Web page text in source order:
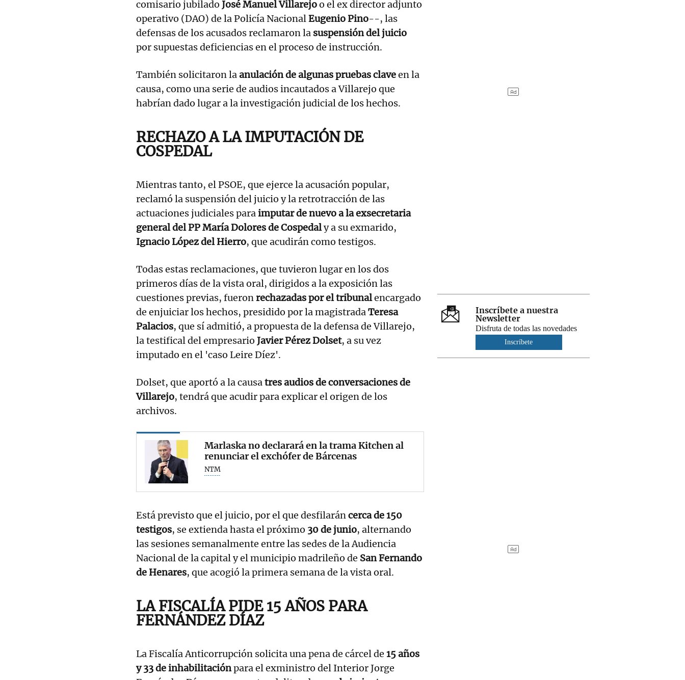
comisario jubilado José Manuel Villarejoo el ex director adjunto
operativo (DAO) de la Policía NacionalEugenio Pino--, las
defensas de los acusados reclamaron la suspensión del juicio
por supuestas deficiencias en el proceso de instrucción.
También solicitaron laanulación de algunas pruebas claveen la
causa, como una serie de audios incautados a Villarejo que
habrían dado lugar a la investigación judicial de los hechos.
RECHAZO A LA IMPUTACIÓN DE
COSPEDAL
Mientras tanto, el PSOE, que ejerce la acusación popular,
reclamó la suspensión del juicio y la retrotracción de las
actuaciones judiciales paraimputar de nuevo a la exsecretaria
general del PP María Dolores de Cospedaly a su exmarido,
Ignacio López del Hierro, que acudirán como testigos.
Todas estas reclamaciones, que tuvieron lugar en los dos
primeros días de la vista oral, dirigidos a la exposición las
cuestiones previas, fueronrechazadas por el tribunalencargado
de enjuiciar los hechos, presidido por la magistradaTeresa
Palacios, que sí admitió, a propuesta de la defensa de Villarejo,
la testifical del empresario Javier Pérez Dolset, a su vez
imputado en el 'caso Leire Díez'.
Dolset, que aportó a la causatres audios de conversaciones de
Villarejo, tendrá que acudir para explicar el origen de los
archivos.
Marlaska no declarará en la trama Kitchen al
renunciar el exchófer de Bárcenas
NTM
Está previsto que el juicio, por el que desfilaráncerca de 150
testigos, se extienda hasta el próximo 30 de junio, alternando
las sesiones semanalmente entre las sedes de la Audiencia
Nacional de la capital y el municipio madrileño de San Fernando
de Henares, que acogió la primera semana de la vista oral.
LA FISCALÍA PIDE 15 AÑOS PARA
FERNÁNDEZ DÍAZ
La Fiscalía Anticorrupción solicita una pena de cárcel de 15 años
y 33 de inhabilitaciónpara el exministro del Interior Jorge
Inscríbete a nuestra
Newsletter
Disfruta de todas las novedades
Inscríbete